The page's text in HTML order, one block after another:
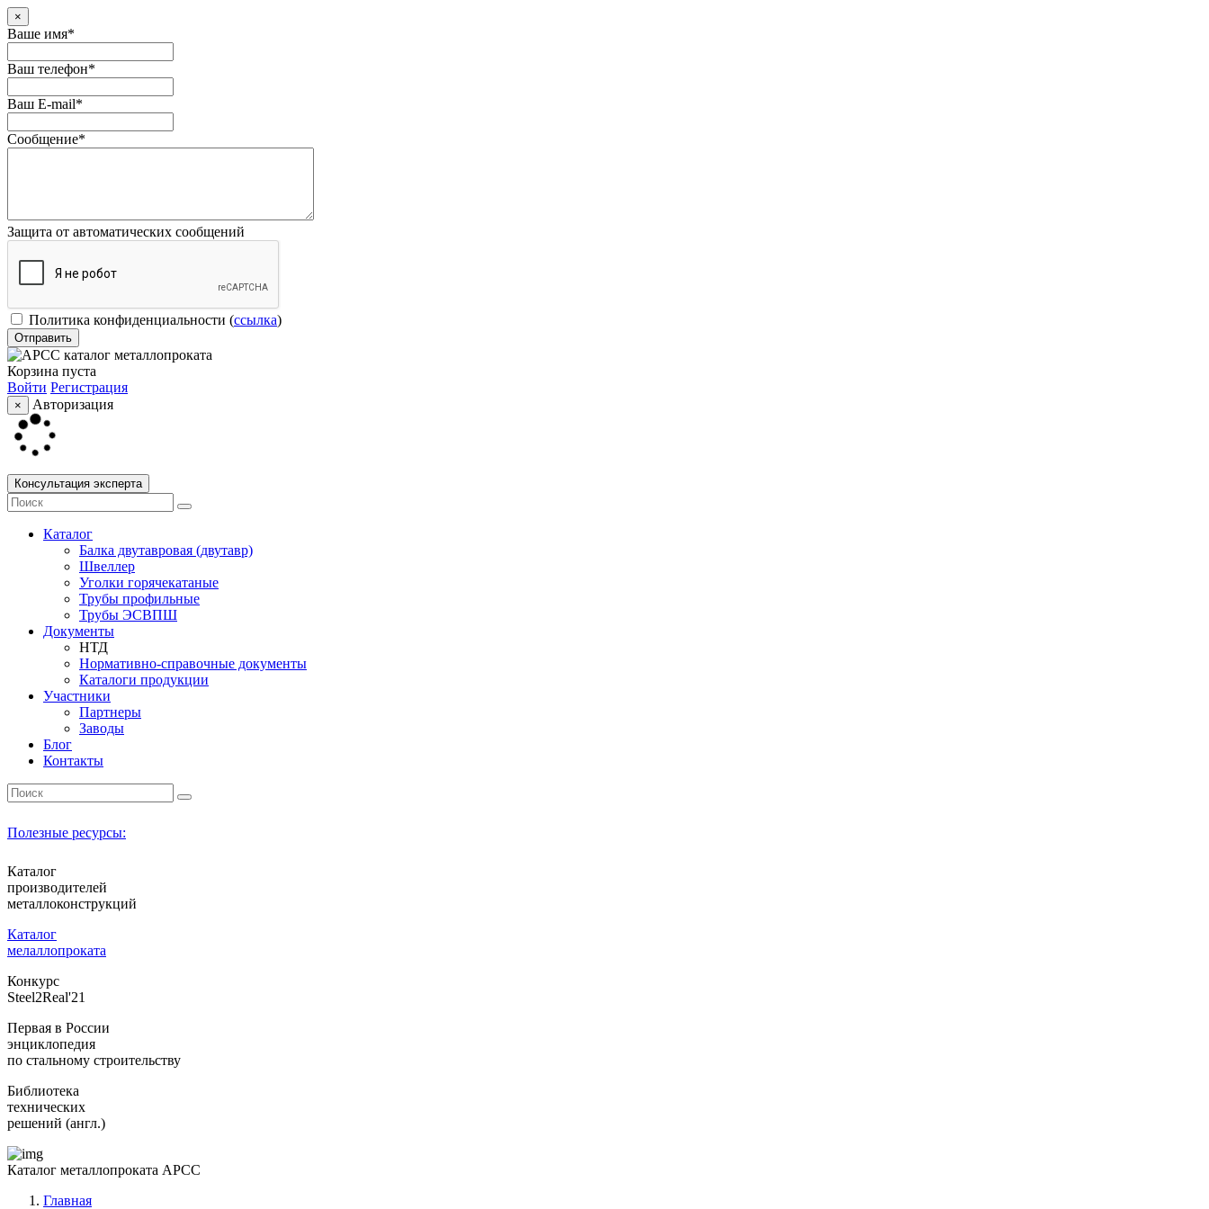
×
Ваше имя*
Ваш телефон*
Ваш E-mail*
Сообщение*
Защита от автоматических сообщений
Политика конфиденциальности (ссылка)
Корзина пуста
Войти Регистрация
× Авторизация
Консультация эксперта
Каталог
Балка двутавровая (двутавр)
Швеллер
Уголки горячекатаные
Трубы профильные
Трубы ЭСВПШ
Документы
НТД
Нормативно-справочные документы
Каталоги продукции
Участники
Партнеры
Заводы
Блог
Контакты
Полезные ресурсы:
Каталог
производителей
металлоконструкций
Каталог
мелаллопроката
Конкурс
Steel2Real'21
Первая в России
энциклопедия
по стальному строительству
Библиотека
технических
решений (англ.)
Каталог металлопроката АРСС
Главная